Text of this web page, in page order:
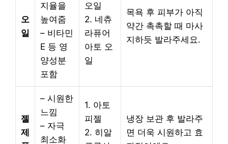
오
일
지율을
높여줌
– 비타민
E 등 영
양성분
포함
오일
2. 네츄
라퓨어
아토 오
일
목욕 후 피부가 아직
약간 촉촉할 때 마사
지하듯 발라주세요.
젤
제
– 시원한
느낌
– 자극
최소화
1. 아토
피젤
2. 히알
냉장 보관 후 발라주
면 더욱 시원하고 효